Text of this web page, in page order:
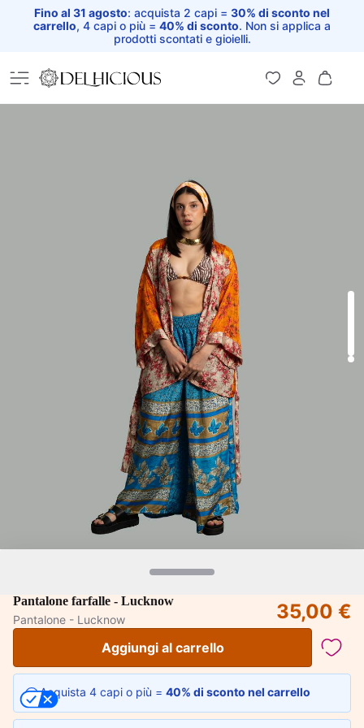
Fino al 31 agosto: acquista 2 capi = 30% di sconto nel
carrello, 4 capi o più = 40% di sconto. Non si applica a
prodotti scontati e gioielli.
Home
Pantalone farfalle - Lucknow
Pantalone - Lucknow
35,00 €
Aggiungi al carrello
Acquista 4 capi o più = 40% di sconto nel carrello